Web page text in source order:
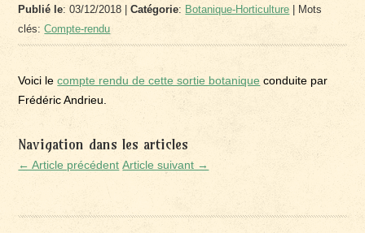
Publié le: 03/12/2018 |Catégorie: Botanique-Horticulture | Mots
clés:Compte-rendu
Voici lecompte rendu de cette sortie botanique conduite par
Frédéric Andrieu.
Navigation dans les articles
← Article précédent Article suivant →